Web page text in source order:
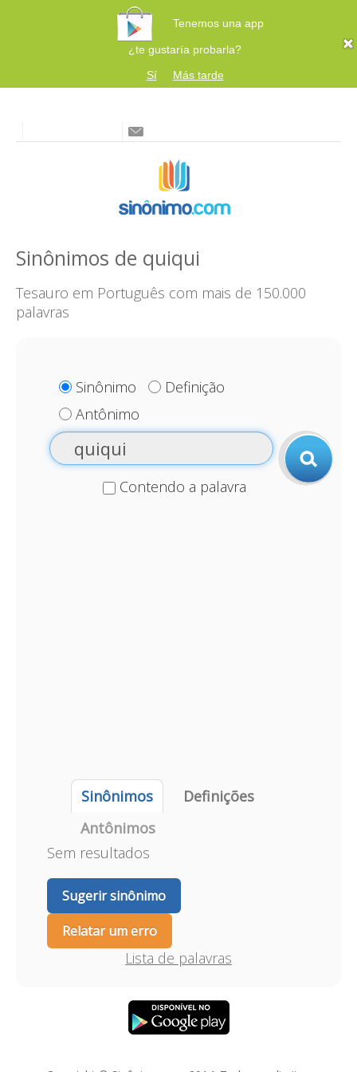
Tenemos una app
¿te gustaría probarla?
Sí
Más tarde
Sinônimos de quiqui
Tesauro em Português com mais de 150.000
palavras
Sinônimo
Definição
Antônimo
Contendo a palavra
Sinônimos
Definições
Antônimos
Sem resultados
Sugerir sinônimo
Relatar um erro
Lista de palavras